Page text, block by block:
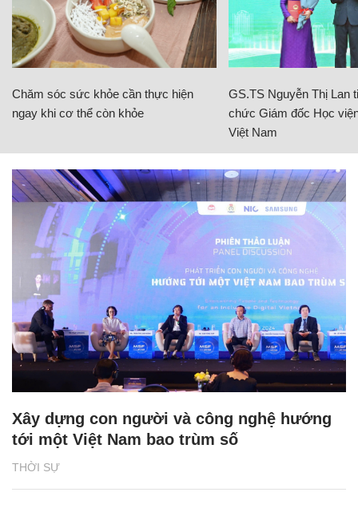
Chăm sóc sức khỏe cần thực hiện
ngay khi cơ thể còn khỏe
GS.TS Nguyễn Thị Lan
chức Giám đốc Học
Việt Nam
THỜI SỰ
Xây dựng con người và công nghệ hướng
tới một Việt Nam bao trùm số